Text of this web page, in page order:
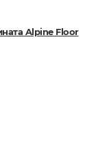
Alpine Floor